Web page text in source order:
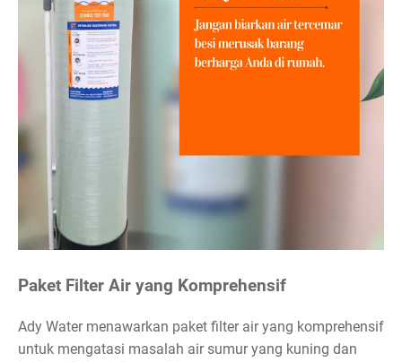
Paket Filter Air yang Komprehensif
Ady Water menawarkan paket filter air yang komprehensif
untuk mengatasi masalah air sumur yang kuning dan